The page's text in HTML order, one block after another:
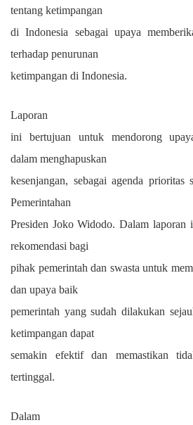
tentang ketimpangan
di Indonesia sebagai upaya
terhadap penurunan
ketimpangan di Indonesia.
Laporan
ini bertujuan untuk mendorong
dalam menghapuskan
kesenjangan, sebagai agenda prioritas
Pemerintahan
Presiden Joko Widodo. Dalam laporan
rekomendasi bagi
pihak pemerintah dan swasta untuk
dan upaya baik
pemerintah yang sudah dilakukan
ketimpangan dapat
semakin efektif dan memastikan
tertinggal.
Dalam